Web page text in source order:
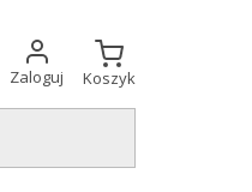
Zaloguj Koszyk